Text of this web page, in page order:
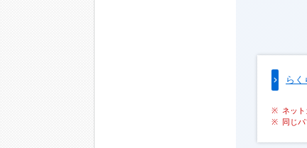
らく
ネット
同じ